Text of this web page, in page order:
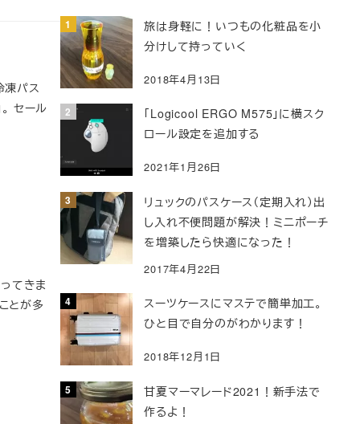
凍パス
セール
てきま
とが多
旅は身軽に！いつもの化粧品を小
分けして持っていく
2018年4月13日
「Logicool ERGO M575」に横スク
ロール設定を追加する
2021年1月26日
リュックのパスケース（定期入れ）出
し入れ不便問題が解決！ミニポーチ
を増築したら快適になった！
2017年4月22日
スーツケースにマステで簡単加工。
ひと目で自分のがわかります！
2018年12月1日
甘夏マーマレード2021！新手法で
作るよ！